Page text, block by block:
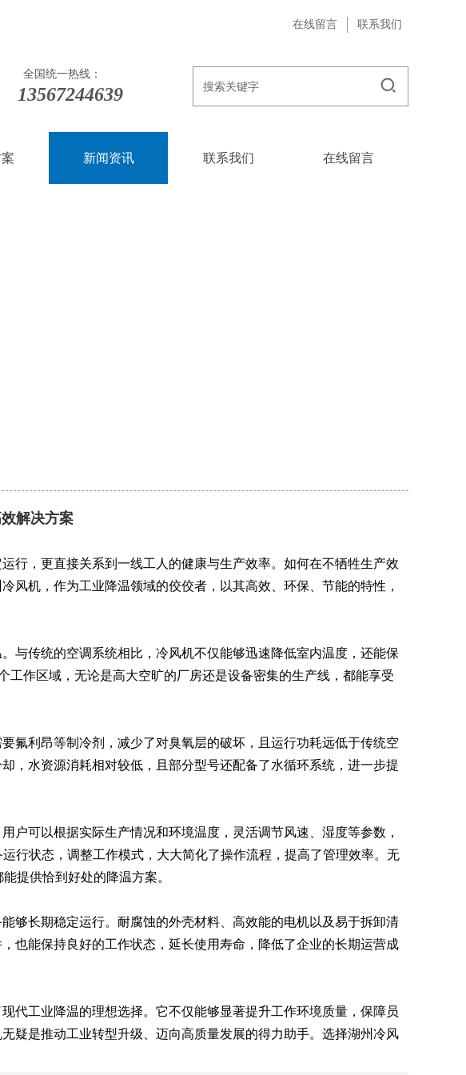
在线留言 联系我们
全国统一热线：
13567244639
新闻资讯 联系我们 在线留言
解决方案
，更直接关系到一线工人的健康与生产效率。如何在不牺牲生产效
风机，作为工业降温领域的佼佼者，以其高效、环保、节能的特性，
传统的空调系统相比，冷风机不仅能够迅速降低室内温度，还能保
工作区域，无论是高大空旷的厂房还是设备密集的生产线，都能享受
利昂等制冷剂，减少了对臭氧层的破坏，且运行功耗远低于传统空
，水资源消耗相对较低，且部分型号还配备了水循环系统，进一步提
可以根据实际生产情况和环境温度，灵活调节风速、湿度等参数，
行状态，调整工作模式，大大简化了操作流程，提高了管理效率。无
提供恰到好处的降温方案。
长期稳定运行。耐腐蚀的外壳材料、高效能的电机以及易于拆卸清
也能保持良好的工作状态，延长使用寿命，降低了企业的长期运营成
工业降温的理想选择。它不仅能够显著提升工作环境质量，保障员
疑是推动工业转型升级、迈向高质量发展的得力助手。选择湖州冷风